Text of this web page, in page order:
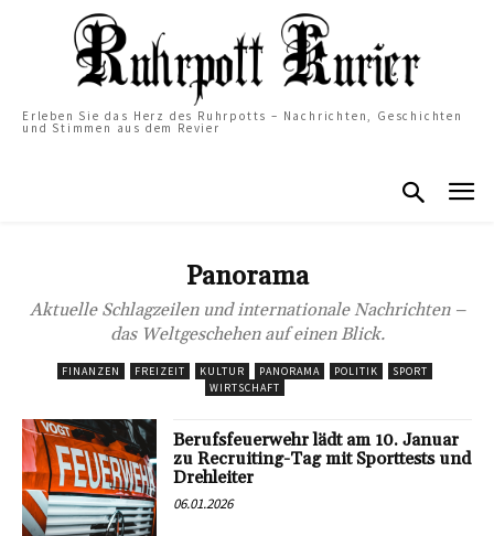
Erleben Sie das Herz des Ruhrpotts – Nachrichten, Geschichten
und Stimmen aus dem Revier
Panorama
Aktuelle Schlagzeilen und internationale Nachrichten –
das Weltgeschehen auf einen Blick.
FINANZEN FREIZEIT KULTUR PANORAMA POLITIK
SPORT
WIRTSCHAFT
Berufsfeuerwehr lädt am 10. Januar
zu Recruiting-Tag mit Sporttests und
Drehleiter
06.01.2026